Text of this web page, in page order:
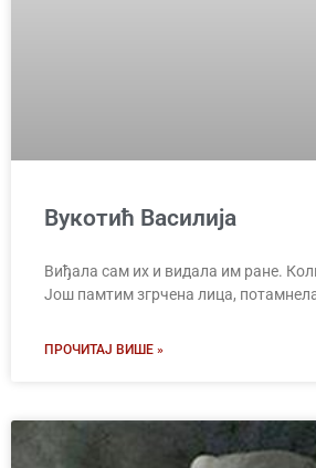
Вукотић Василија
Виђала сам их и видала им ране.
Још памтим згрчена лица,
ПРОЧИТАЈ ВИШЕ »